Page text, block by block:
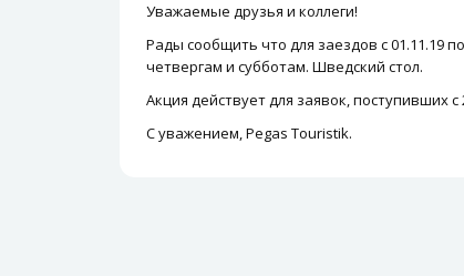
Уважаемые друзья и коллеги!
Рады сообщить что для заездов с 01.11.19
четвергам и субботам. Шведский стол.
Акция действует для заявок, поступивших с
С уважением, Pegas Touristik.